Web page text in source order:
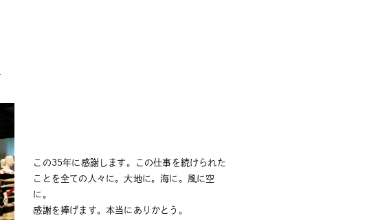
この35年に感謝します。この仕事を続けられた
ことを全ての人々に。大地に。海に。風に空
に。
感謝を捧げます。本当にありかとう。